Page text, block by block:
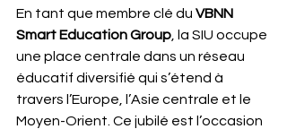
En tant que membre clé du VBNN
Smart Education Group , la SIU occupe
une place centrale dans un réseau
éducatif diversifié qui s’étend à
travers l’Europe, l’Asie centrale et le
Moyen-Orient. Ce jubilé est l’occasion